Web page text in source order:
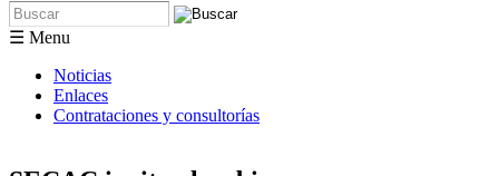
Formulario de búsqueda
Buscar
☰ Menu
Noticias
Enlaces
Contrataciones y consultorías